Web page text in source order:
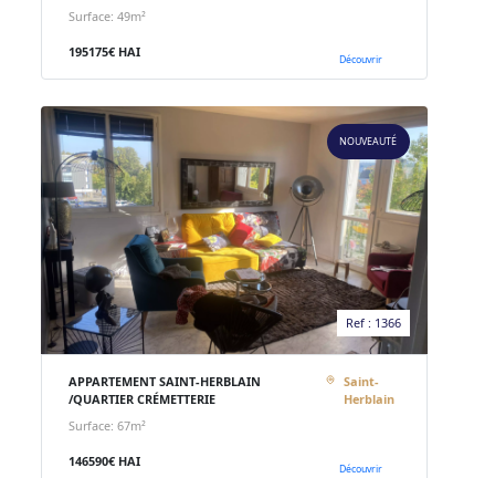
Surface: 49m²
195175€ HAI Découvrir
NOUVEAUTÉ
Ref : 1366
APPARTEMENT SAINT-HERBLAIN
/QUARTIER CRÉMETTERIE
Saint-
Herblain
Surface: 67m²
146590€ HAI Découvrir